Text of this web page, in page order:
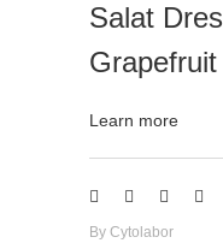
Salat
Grapefruit
Learn more
By Cytolabor